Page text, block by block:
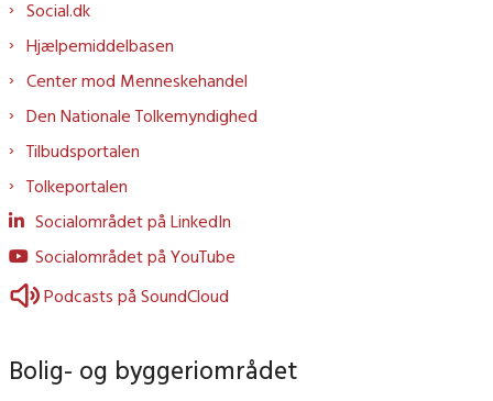
Social.dk
Hjælpemiddelbasen
Center mod Menneskehandel
Den Nationale Tolkemyndighed
Tilbudsportalen
Tolkeportalen
Socialområdet på LinkedIn
Socialområdet på YouTube
Podcasts på SoundCloud
Bolig- og byggeriområdet